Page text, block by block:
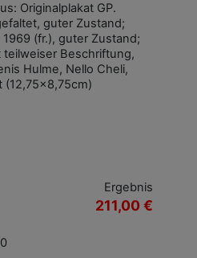
Originalplakat GP.
guter Zustand;
(fr.), guter Zustand;
Beschriftung,
Hulme, Nello Cheli,
(12,75x8,75cm)
Ergebnis
211,00 €